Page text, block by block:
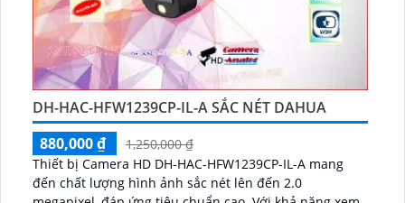
DH-HAC-HFW1239CP-IL-A SẮC NÉT DAHUA
880,000 ₫
1,250,000 ₫
Thiết bị Camera HD DH-HAC-HFW1239CP-IL-A mang
đến chất lượng hình ảnh sắc nét lên đến 2.0